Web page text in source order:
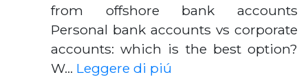
from offshore bank accounts
Personal bank accounts vs corporate
accounts: which is the best option?
W… Leggere di piú